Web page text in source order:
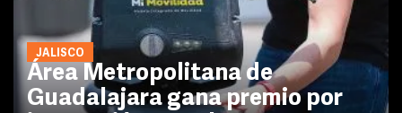
JALISCO
Área Metropolitana de
Guadalajara gana premio por